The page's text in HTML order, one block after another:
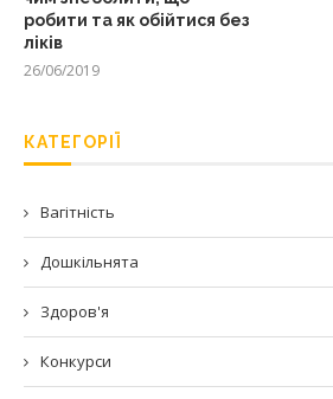
робити та як обійтися без
ліків
26/06/2019
КАТЕГОРІЇ
Вагітність
Дошкільнята
Здоров'я
Конкурси